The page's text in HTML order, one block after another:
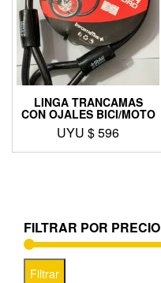
LINGA TRANCAMAS
CON OJALES BICI/MOTO
UYU $596
FILTRAR POR PRECIO
Filtrar